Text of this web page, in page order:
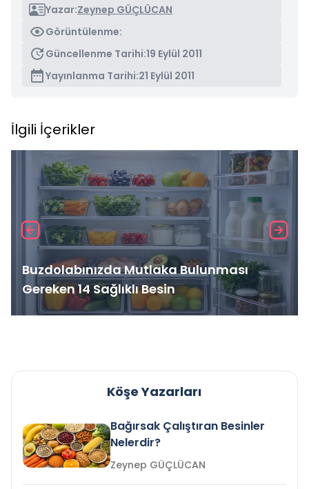
Yazar:Zeynep GÜÇLÜCAN
Görüntülenme:
Güncellenme Tarihi:19 Eylül 2011
Yayınlanma Tarihi:21 Eylül 2011
İlgili İçerikler
Buzdolabınızda Mutlaka Bulunması
Gereken 14 Sağlıklı Besin
Köşe Yazarları
Bağırsak Çalıştıran Besinler
Nelerdir?
Zeynep GÜÇLÜCAN